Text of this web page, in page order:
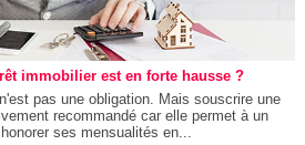
immobilier est en forte hausse ?
pas une obligation. Mais souscrire une
recommandé car elle permet à un
ses mensualités en...